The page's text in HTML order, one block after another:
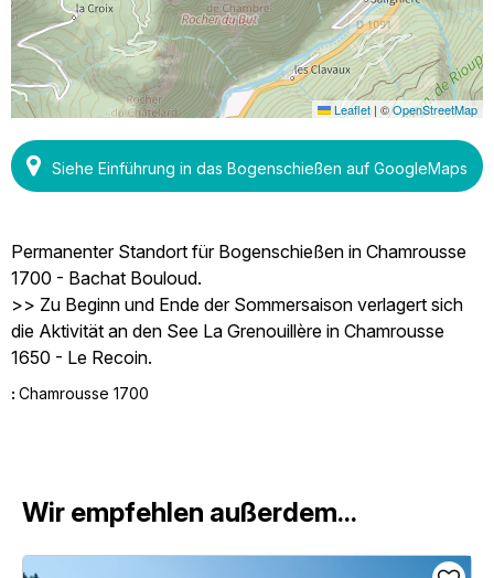
Leaflet | ©OpenStreetMap
Siehe Einführung in das Bogenschießen auf GoogleMaps
Permanenter Standort für Bogenschießen in Chamrousse
1700 - Bachat Bouloud.
>> Zu Beginn und Ende der Sommersaison verlagert sich
die Aktivität an den See La Grenouillère in Chamrousse
1650 - Le Recoin.
: Chamrousse 1700
Wir empfehlen außerdem...